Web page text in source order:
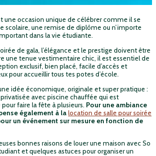
une occasion unique de célébrer comme il se
scolaire, une remise de diplôme ou n’importe
dans la vie étudiante.
de gala, l’élégance et le prestige doivent être
une tenue vestimentaire chic, il est essentiel de
exclusif, bien placé, facile d’accès et
pour accueillir tous tes potes d’école.
idée économique, originale et super pratique :
privatisée avec piscine chauffée qui est
faire la fête à plusieurs. Pour une ambiance
également à lalocation de salle pour soirée
un événement sur mesure en fonction de
bonnes raisons de louer une maison avec So
et quelques astuces pour organiser un